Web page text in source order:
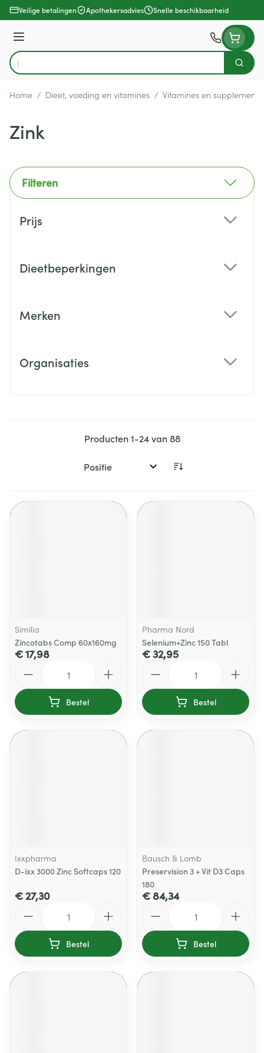
Ga naar de inhoud
Veilige betalingen Apothekersadvies Snelle beschikbaarheid
Menu
Product, merk, categorie...
Zoek
Home / Dieet, voeding en vitamines / Vitamines en
Zink
Filteren
Prijs
Dieetbeperkingen
Merken
Organisaties
Producten1-24van88
Sorteer op:
Similia
Zincotabs Comp 60x160mg
€ 17,98
Bestel
Pharma Nord
Selenium+Zinc 150 Tabl
€ 32,95
Bestel
Ixxpharma
D-ixx 3000 Zinc Softcaps 120
€ 27,30
Bestel
Bausch & Lomb
Preservision 3 + Vit D3 Caps
180
€ 84,34
Bestel